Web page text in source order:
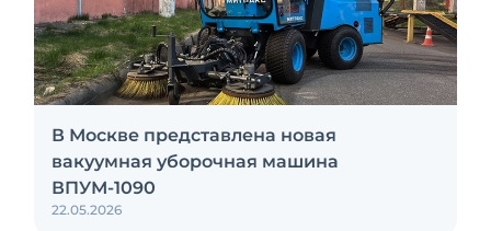
В Москве представлена новая
вакуумная уборочная машина
ВПУМ-1090
22.05.2026